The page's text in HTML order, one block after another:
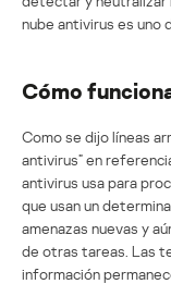
nube antivirus es uno
Cómo
Como se dijo líneas
antivirus” en
antivirus usa para
que usan un
amenazas nuevas y
de otras tareas. Las
información